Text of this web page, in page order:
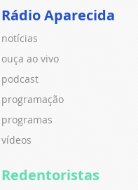
Rádio Aparecida
notícias
ouça ao vivo
podcast
programação
programas
vídeos
Redentoristas